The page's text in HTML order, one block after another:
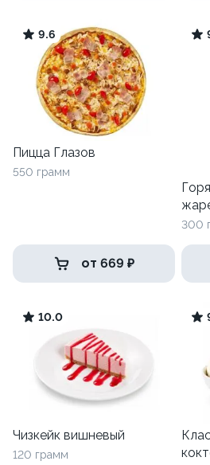
9.6
Пицца Глазов
550 грамм
от 669 ₽
300
10.0
Чизкейк вишневый
120 грамм